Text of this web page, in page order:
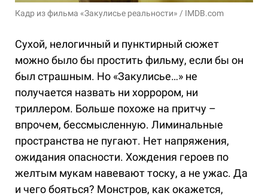
Кадр из фильма «Закулисье реальности» / IMDB.com
Сухой, нелогичный и пунктирный сюжет
можно было бы простить фильму, если бы он
был страшным. Но «Закулисье…» не
получается назвать ни хоррором, ни
триллером. Больше похоже на притчу –
впрочем, бессмысленную. Лиминальные
пространства не пугают. Нет напряжения,
ожидания опасности. Хождения героев по
желтым мукам навевают тоску, а не ужас. Да
и чего бояться? Монстров, как окажется,